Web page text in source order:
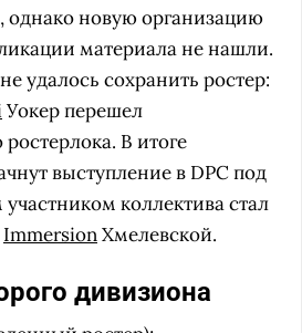
однако новую организацию
материала не нашли.
удалось сохранить ростер:
Уокер перешел
ростерлока. В итоге
выступление в DPC под
коллектива стал
ImmersionХмелевской.
дивизиона